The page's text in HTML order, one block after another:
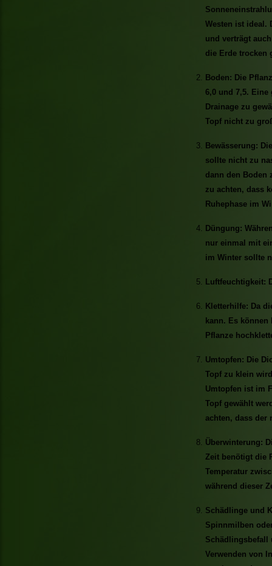
Westen ist ideal.
und verträgt
die Erde trocken
Boden: Die
6,0 und 7,5.
Drainage zu
Topf nicht zu
Bewässerung:
sollte nicht zu
dann den Boden
zu achten, dass
Ruhephase im
Düngung:
nur einmal mit
im Winter sollte
Luftfeuchtigkeit:
Kletterhilfe: Da
kann. Es
Pflanze
Umtopfen: Die
Topf zu klein
Umtopfen ist im
Topf gewählt
achten, dass der
Überwinterung:
Zeit benötigt die
Temperatur
während dieser
Schädlinge und
Spinnmilben
Schädlingsbefall
Verwenden von